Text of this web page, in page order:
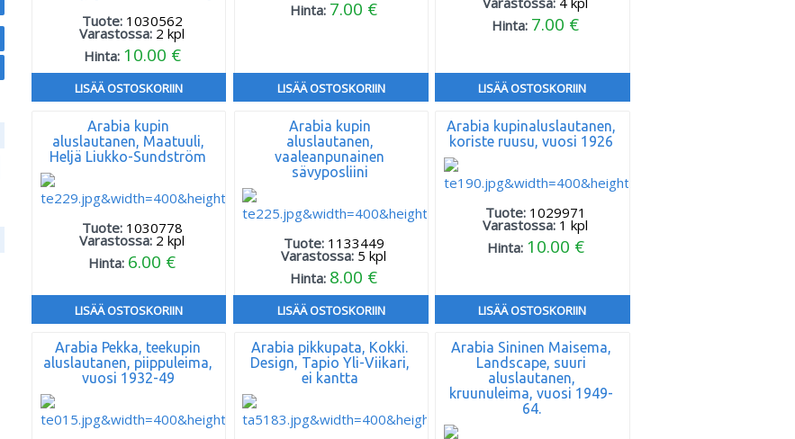
Tuote: 1030562
Varastossa: 2 kpl
Hinta: 10.00 €
LISÄÄ OSTOSKORIIN
Hinta: 7.00 €
LISÄÄ OSTOSKORIIN
Hinta: 7.00 €
LISÄÄ OSTOSKORIIN
Arabia kupin
aluslautanen, Maatuuli,
Heljä Liukko-Sundström
Tuote: 1030778
Varastossa: 2 kpl
Hinta: 6.00 €
LISÄÄ OSTOSKORIIN
Arabia kupin
aluslautanen,
vaaleanpunainen
sävyposliini
Tuote: 1133449
Varastossa: 5 kpl
Hinta: 8.00 €
LISÄÄ OSTOSKORIIN
Arabia kupinaluslautanen,
koriste ruusu, vuosi 1926
Tuote: 1029971
Varastossa: 1 kpl
Hinta: 10.00 €
LISÄÄ OSTOSKORIIN
Arabia Pekka, teekupin
aluslautanen, piippuleima,
vuosi 1932-49
Arabia pikkupata, Kokki.
Design, Tapio Yli-Viikari,
ei kantta
Arabia Sininen Maisema,
Landscape, suuri
aluslautanen,
kruunuleima, vuosi 1949-
64.